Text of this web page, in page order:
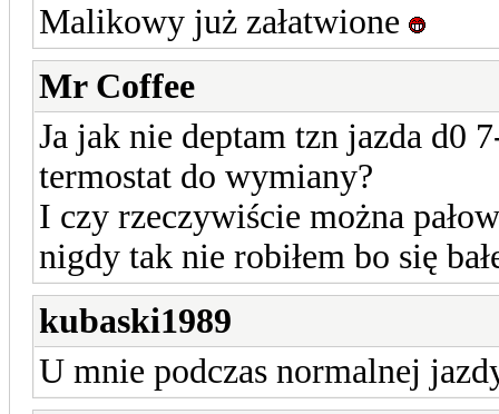
Malikowy już załatwione
Mr Coffee
Ja jak nie deptam tzn jazda d0
termostat do wymiany?
I czy rzeczywiście można
nigdy tak nie robiłem bo się
kubaski1989
U mnie podczas normalnej